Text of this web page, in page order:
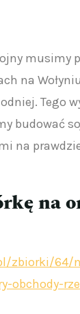
musimy
na
Tego
budować
na
na
zbiorki/64/
obchody-